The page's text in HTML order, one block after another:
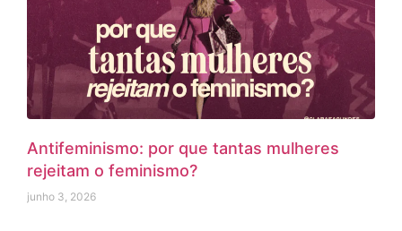
Antifeminismo: por que tantas mulheres
rejeitam o feminismo?
junho 3, 2026